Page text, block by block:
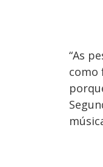
“As
como